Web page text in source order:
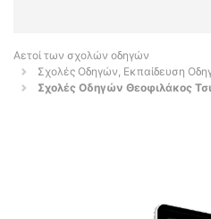
Αετοί των σχολών οδηγών
Σχολές Οδηγών, Εκπαίδευση
Σχολές Οδηγών Θεοφιλάκος